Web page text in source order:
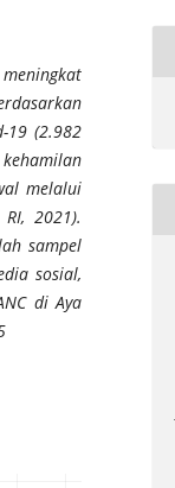
19 (2.982
melalui
2021).
sampel
sosial,
di Aya